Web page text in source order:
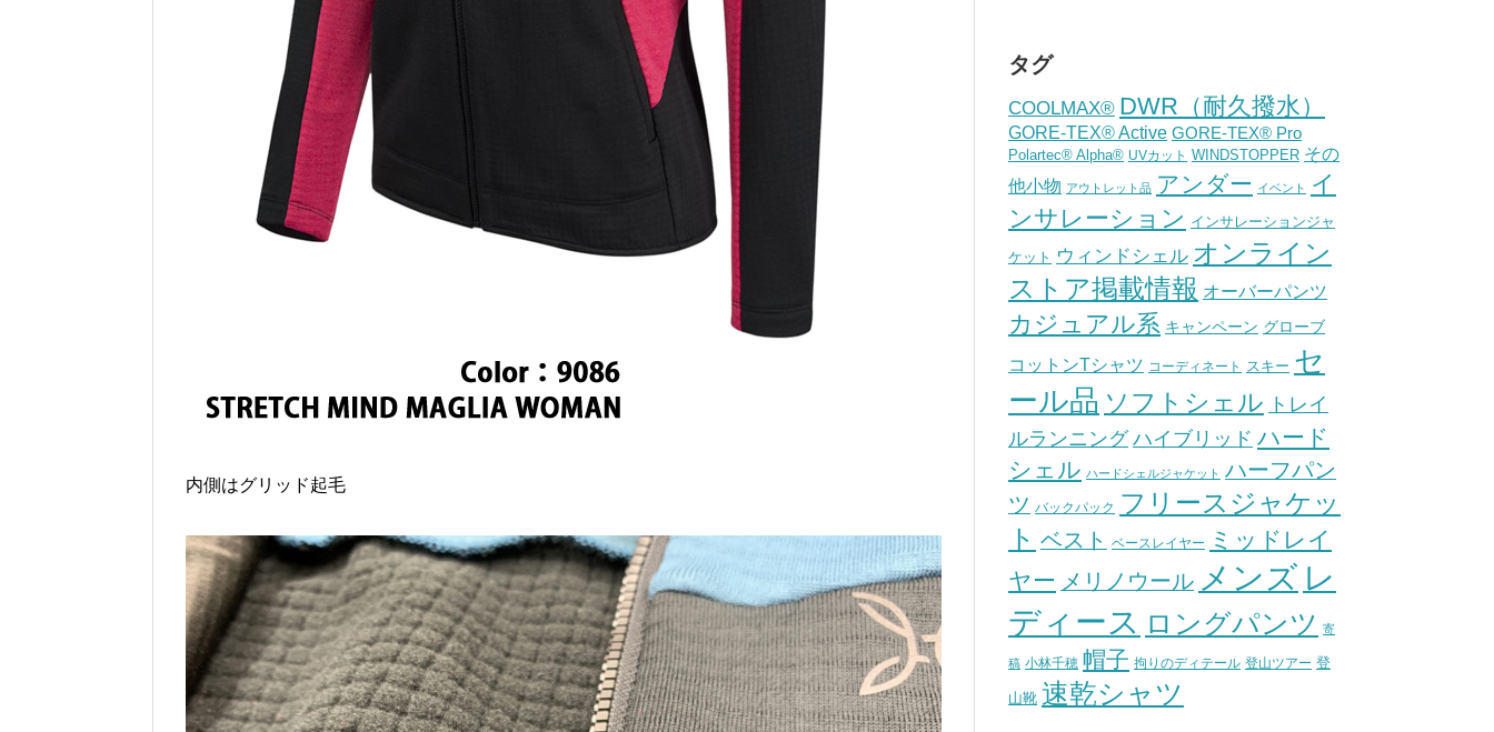
内側はグリッド起毛
タグ
COOLMAX® DWR（耐久撥水）
GORE-TEX® Active GORE-TEX® Pro
Polartec® Alpha® UVカット WINDSTOPPER その
他小物 アウトレット品 アンダー イベント
イ
ンサレーション インサレーションジャ
ケット ウィンドシェル オンライン
ストア掲載情報 オーバーパンツ
カジュアル系 キャンペーン グローブ
コットンTシャツ コーディネート スキー セ
ール品 ソフトシェル トレイ
ルランニング ハイブリッド ハード
シェル ハードシェルジャケット ハーフパン
ツ バックパック
フリースジャケッ
ト ベスト ベースレイヤー
ミッドレイ
ヤー メリノウール メンズ レ
ディース ロングパンツ 寄
稿 小林千穂 帽子 拘りのディテール 登山ツアー 登
山靴 速乾シャツ